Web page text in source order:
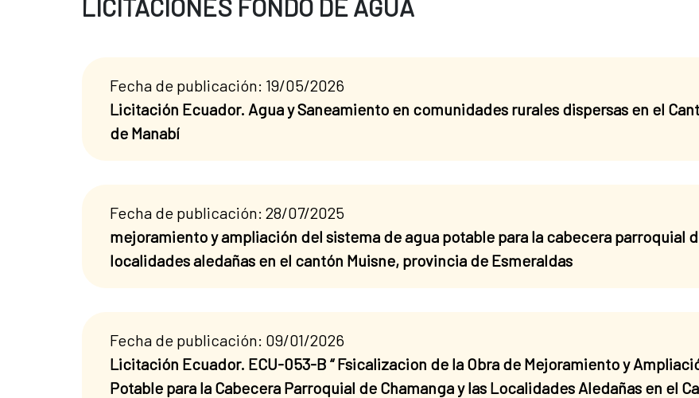
LICITACIONES FONDO DE AGUA
Fecha de publicación: 19/05/2026
Licitación Ecuador. Agua y Saneamiento en comunidades rurales dispersas en el
de Manabí
Fecha de publicación: 28/07/2025
mejoramiento y ampliación del sistema de agua potable para la cabecera parroquial
localidades aledañas en el cantón Muisne, provincia de Esmeraldas
Fecha de publicación: 09/01/2026
Licitación Ecuador. ECU-053-B “ Fsicalizacion de la Obra de Mejoramiento y
Potable para la Cabecera Parroquial de Chamanga y las Localidades Aledañas en el